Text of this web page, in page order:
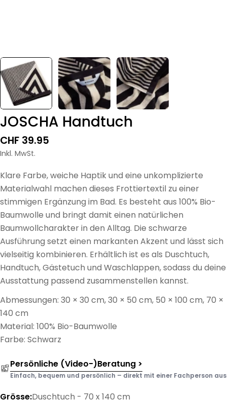
JOSCHA Handtuch
Regulärer
Preis
CHF 39.95
Inkl. MwSt.
Klare Farbe, weiche Haptik und eine unkomplizierte
Materialwahl machen dieses Frottiertextil zu einer
stimmigen Ergänzung im Bad. Es besteht aus 100% Bio-
Baumwolle und bringt damit einen natürlichen
Baumwollcharakter in den Alltag. Die schwarze
Ausführung setzt einen markanten Akzent und lässt sich
vielseitig kombinieren. Erhältlich ist es als Duschtuch,
Handtuch, Gästetuch und Waschlappen, sodass du deine
Ausstattung passend zusammenstellen kannst.
Abmessungen: 30 × 30 cm, 30 × 50 cm, 50 × 100 cm, 70 ×
140 cm
Material: 100% Bio-Baumwolle
Farbe: Schwarz
Persönliche (Video-)Beratung >
Einfach, bequem und persönlich – direkt mit einer Fachperson aus
Grösse:Duschtuch - 70 x 140 cm